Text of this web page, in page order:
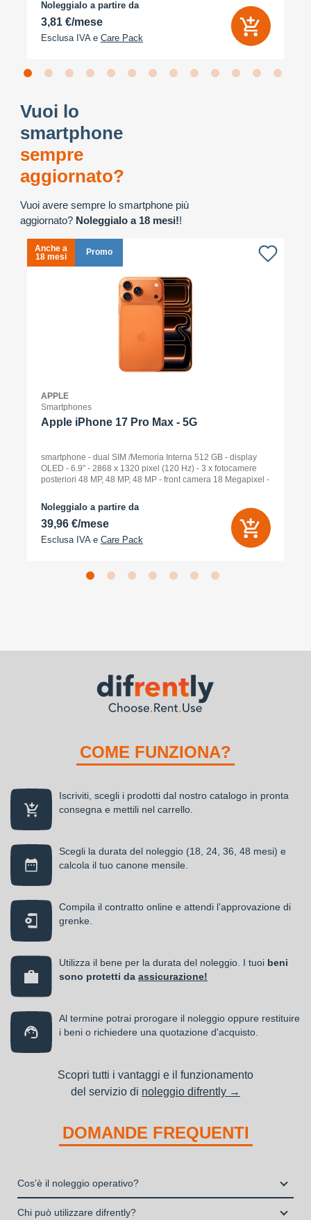
Noleggialo a partire da
3,81 €/mese
Esclusa IVA e Care Pack
Vuoi lo
smartphone
sempre
aggiornato?
Vuoi avere sempre lo smartphone più
aggiornato? Noleggialo a 18 mesi!!
Anche a
18 mesi
Promo
APPLE
Smartphones
Apple iPhone 17 Pro Max - 5G
smartphone - dual SIM /Memoria Interna 512 GB - display
OLED - 6.9" - 2868 x 1320 pixel (120 Hz) - 3 x fotocamere
posteriori 48 MP, 48 MP, 48 MP - front camera 18 Megapixel -
Noleggialo a partire da
39,96 €/mese
Esclusa IVA e Care Pack
COME FUNZIONA?
Iscriviti, scegli i prodotti dal nostro catalogo in pronta
consegna e mettili nel carrello.
Scegli la durata del noleggio (18, 24, 36, 48 mesi) e
calcola il tuo canone mensile.
Compila il contratto online e attendi l’approvazione di
grenke.
Utilizza il bene per la durata del noleggio. I tuoi beni
sono protetti da assicurazione!
Al termine potrai prorogare il noleggio oppure restituire
i beni o richiedere una quotazione d'acquisto.
Scopri tutti i vantaggi e il funzionamento
del servizio di noleggio difrently →
DOMANDE FREQUENTI
Cos’è il noleggio operativo?
Il noleggio, o locazione operativa, è una soluzione che
Chi può utilizzare difrently?